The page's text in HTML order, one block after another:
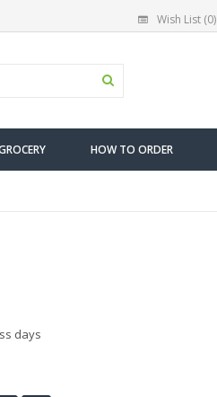
Wish List (0)
HOW TO ORDER
days